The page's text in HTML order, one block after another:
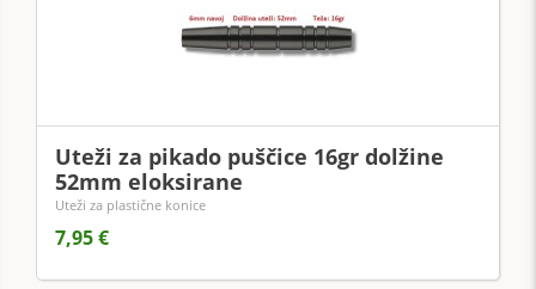
Uteži za pikado puščice 16gr dolžine
52mm eloksirane
Uteži za plastične konice
7,95 €